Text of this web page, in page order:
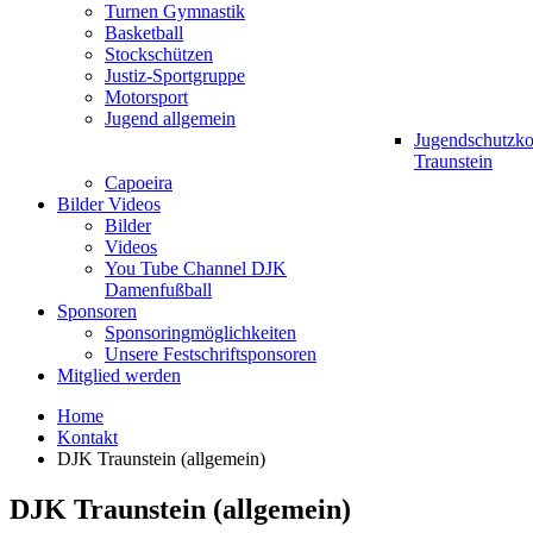
Turnen Gymnastik
Basketball
Stockschützen
Justiz-Sportgruppe
Motorsport
Jugend allgemein
Traunstein
Capoeira
Bilder Videos
Bilder
Videos
You Tube Channel DJK
Damenfußball
Sponsoren
Sponsoringmöglichkeiten
Unsere Festschriftsponsoren
Mitglied werden
Home
Kontakt
DJK Traunstein (allgemein)
DJK Traunstein (allgemein)